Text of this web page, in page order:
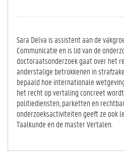
Sara Delva is assistent aan de
Communicatie en is lid van de
doctoraatsonderzoek gaat over het
anderstalige betrokkenen in
bepaald hoe internationale
het recht op vertaling concreet
politiediensten, parketten en
onderzoeksactiviteiten geeft ze ook
Taalkunde en de master Vertalen.